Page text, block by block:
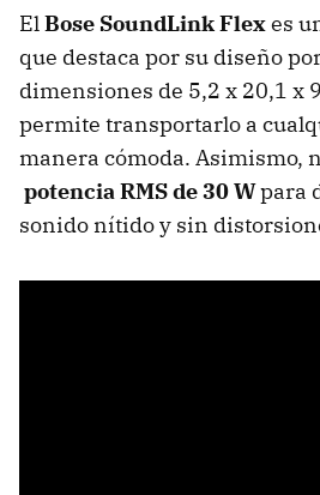
ElBose SoundLink Flexes
que destaca por su diseño
dimensiones de 5,2 x 20,1 x
permite transportarlo a
manera cómoda. Asimismo,
potencia RMS de 30 Wpara
sonido nítido y sin